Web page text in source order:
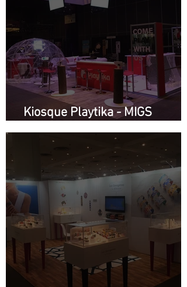
Kiosque Playtika - MIGS
Montréal